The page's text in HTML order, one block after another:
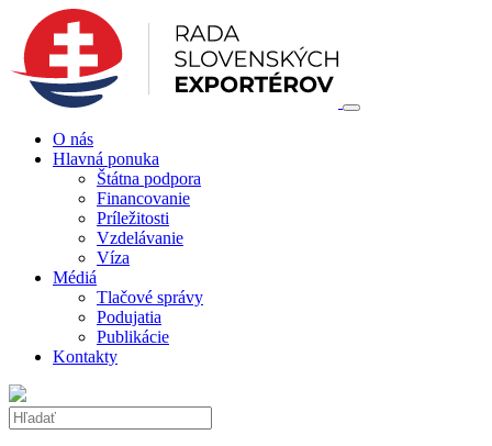
O nás
Hlavná ponuka
Štátna podpora
Financovanie
Príležitosti
Vzdelávanie
Víza
Médiá
Tlačové správy
Podujatia
Publikácie
Kontakty